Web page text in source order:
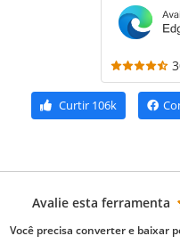
Curtir 106k
Avalie esta ferramenta
Você precisa converter e baixar